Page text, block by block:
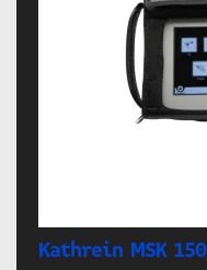
Kathrein MSK 150